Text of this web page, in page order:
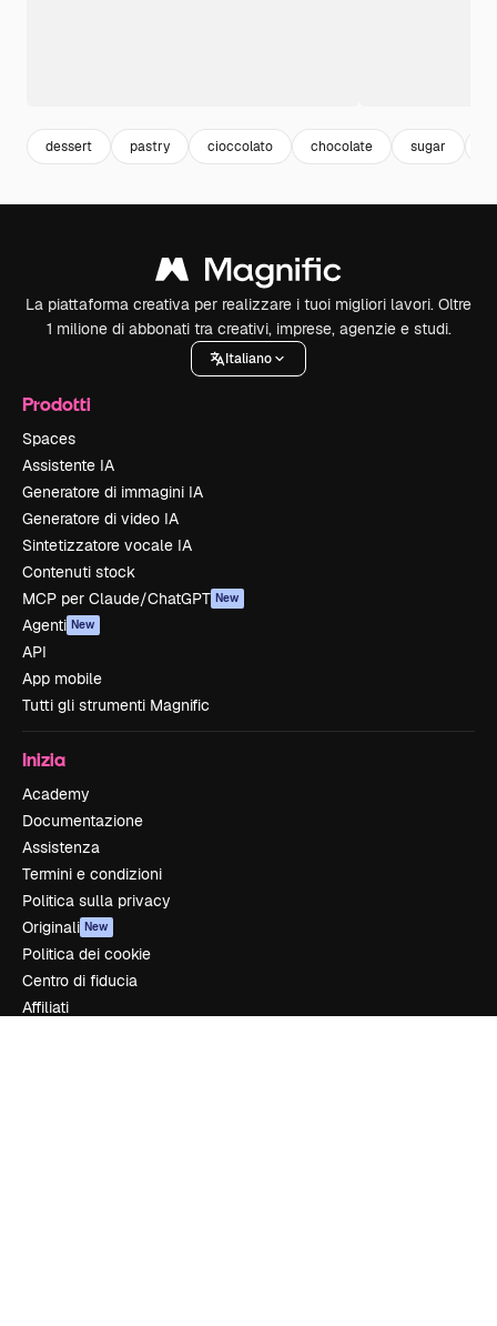
dessert pastry cioccolato chocolate sugar
La piattaforma creativa per realizzare i tuoi migliori lavori. Oltre
1 milione di abbonati tra creativi, imprese, agenzie e studi.
Italiano
Prodotti
Spaces
Assistente IA
Generatore di immagini IA
Generatore di video IA
Sintetizzatore vocale IA
Contenuti stock
MCP per Claude/ChatGPT New
Agenti New
API
App mobile
Tutti gli strumenti Magnific
Inizia
Academy
Documentazione
Assistenza
Termini e condizioni
Politica sulla privacy
Originali New
Politica dei cookie
Centro di fiducia
Affiliati